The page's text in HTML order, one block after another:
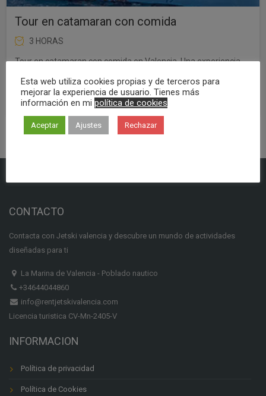
Tour en catamaran con comida
3 HORAS
Tour en catamaran con comida en Valencia. Una experiencia
CONTACTO
Contacta con Jetski valencia y descubre un mundo de actividades
diseñadas para ti
La Marina de Valencia - Poblado nautico
+34644044860
info@rentjetskivalencia.com
Licencia turistica CV-Mn-2405-V
INFORMACION
Política de privacidad
Política de Cookies
Esta web utiliza cookies propias y de terceros para
mejorar la experiencia de usuario. Tienes más
información en mi política de cookies
Aceptar Ajustes Rechazar